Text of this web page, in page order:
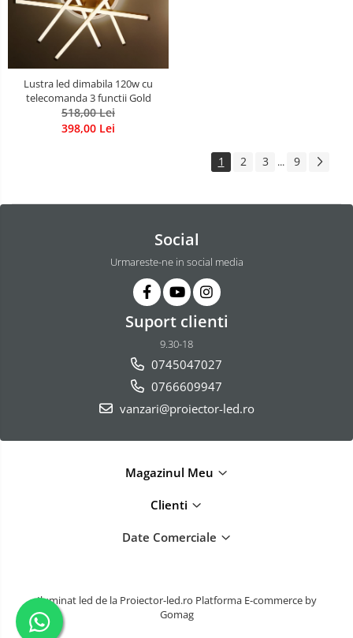
Lustra led dimabila 120w cu
telecomanda 3 functii Gold
518,00 Lei
398,00 Lei
1 2 3 ... 9
Social
Urmareste-ne in social media
Suport clienti
9.30-18
0745047027
0766609947
vanzari@proiector-led.ro
Magazinul Meu
Clienti
Date Comerciale
Iluminat led de la Proiector-led.ro Platforma E-commerce by
Gomag